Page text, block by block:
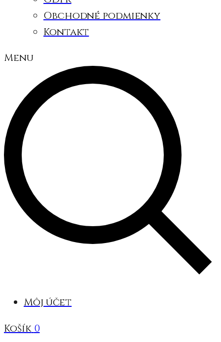
Obchodné podmienky
Kontakt
Menu
Môj účet
Košík 0